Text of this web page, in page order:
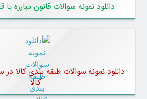
دانلود نمونه سوالات قانون مبارزه با
دانلود نمونه سوالات طبقه بندی کالا
کالا